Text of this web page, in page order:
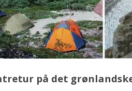
på det